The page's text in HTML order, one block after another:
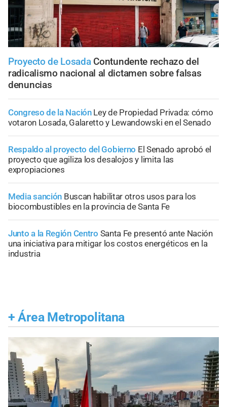
Proyecto de Losada Contundente rechazo del
radicalismo nacional al dictamen sobre falsas
denuncias
Congreso de la Nación Ley de Propiedad Privada: cómo
votaron Losada, Galaretto y Lewandowski en el Senado
Respaldo al proyecto del Gobierno El Senado aprobó el
proyecto que agiliza los desalojos y limita las
expropiaciones
Media sanción Buscan habilitar otros usos para los
biocombustibles en la provincia de Santa Fe
Junto a la Región Centro Santa Fe presentó ante Nación
una iniciativa para mitigar los costos energéticos en la
industria
+ Área Metropolitana